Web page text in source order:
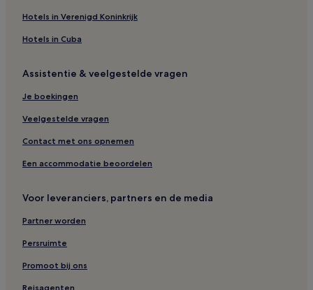
Hotels in Verenigd Koninkrijk
Hotels in Cuba
Assistentie & veelgestelde vragen
Je boekingen
Veelgestelde vragen
Contact met ons opnemen
Een accommodatie beoordelen
Voor leveranciers, partners en de media
Partner worden
Persruimte
Promoot bij ons
Reisagenten